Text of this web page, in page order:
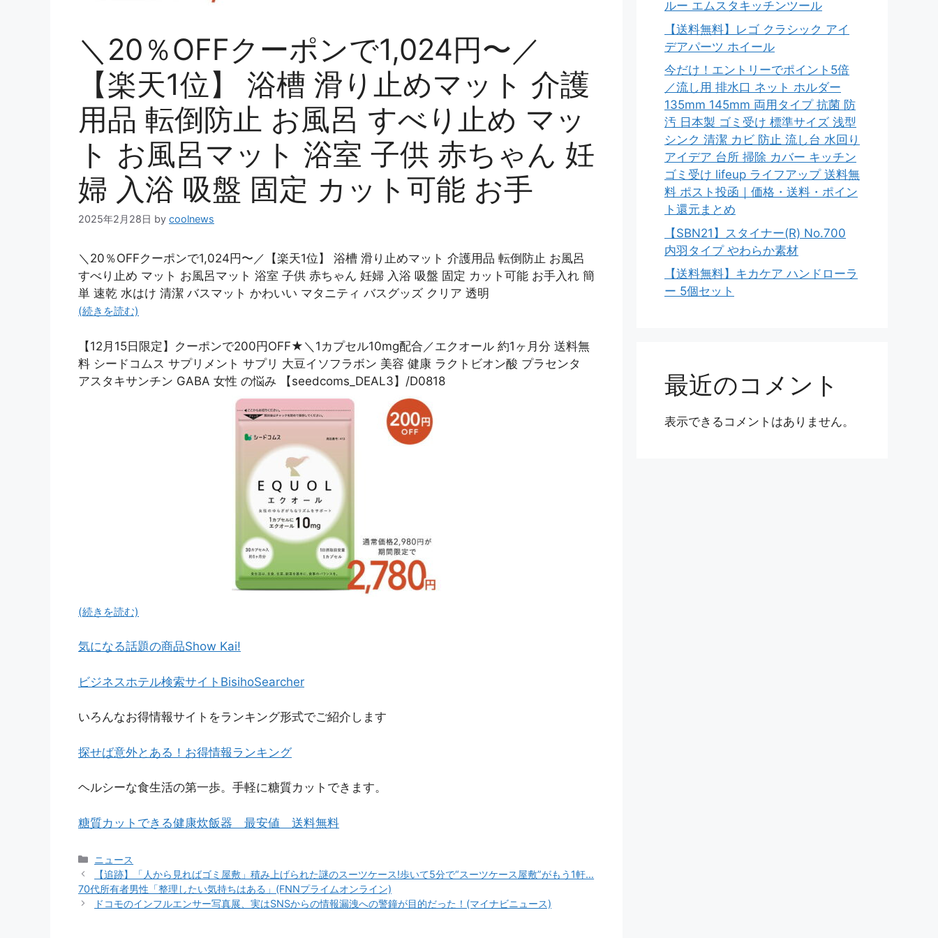
＼20％OFFクーポンで1,024円〜／
【楽天1位】 浴槽 滑り止めマット 介護
用品 転倒防止 お風呂 すべり止め マッ
ト お風呂マット 浴室 子供 赤ちゃん 妊
婦 入浴 吸盤 固定 カット可能 お手
2025年2月28日 by coolnews
＼20％OFFクーポンで1,024円〜／【楽天1位】 浴槽 滑り止めマット 介護用品 転倒防止 お風呂
すべり止め マット お風呂マット 浴室 子供 赤ちゃん 妊婦 入浴 吸盤 固定 カット可能 お手入れ 簡
単 速乾 水はけ 清潔 バスマット かわいい マタニティ バスグッズ クリア 透明
(続きを読む)
【12月15日限定】クーポンで200円OFF★＼1カプセル10mg配合／エクオール 約1ヶ月分 送料無
料 シードコムス サプリメント サプリ 大豆イソフラボン 美容 健康 ラクトビオン酸 プラセンタ
アスタキサンチン GABA 女性 の悩み 【seedcoms_DEAL3】/D0818
(続きを読む)
気になる話題の商品Show Kai!
ビジネスホテル検索サイトBisihoSearcher
いろんなお得情報サイトをランキング形式でご紹介します
探せば意外とある！お得情報ランキング
ヘルシーな食生活の第一歩。手軽に糖質カットできます。
糖質カットできる健康炊飯器 最安値 送料無料
カ
テ
ゴ
リ
ニュース
【追跡】「人から見ればゴミ屋敷」積み上げられた謎のスーツケース!歩いて5分で“スーツケース屋敷”がもう1軒…
70代所有者男性「整理したい気持ちはある」(FNNプライムオンライン)
ドコモのインフルエンサー写真展、実はSNSからの情報漏洩への警鐘が目的だった！(マイナビニュース)
ルー エムスタキッチンツール
【送料無料】レゴ クラシック アイ
デアパーツ ホイール
今だけ！エントリーでポイント5倍
／流し用 排水口 ネット ホルダー
135mm 145mm 両用タイプ 抗菌 防
汚 日本製 ゴミ受け 標準サイズ 浅型
シンク 清潔 カビ 防止 流し台 水回り
アイデア 台所 掃除 カバー キッチン
ゴミ受け lifeup ライフアップ 送料無
料 ポスト投函｜価格・送料・ポイン
ト還元まとめ
【SBN21】スタイナー(R) No.700
内羽タイプ やわらか素材
【送料無料】キカケア ハンドローラ
ー 5個セット
最近のコメント
表示できるコメントはありません。